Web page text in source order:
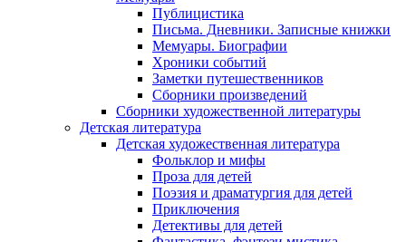
Публицистика
Письма. Дневники. Записные книжки
Мемуары. Биографии
Хроники событий
Заметки путешественников
Сборники произведений
Сборники художественной литературы
Детская литература
Детская художественная литература
Фольклор и мифы
Проза для детей
Поэзия и драматургия для детей
Приключения
Детективы для детей